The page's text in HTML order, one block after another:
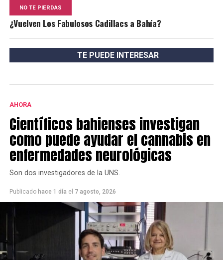
NO TE PIERDAS
¿Vuelven Los Fabulosos Cadillacs a Bahía?
TE PUEDE INTERESAR
AHORA
Científicos bahienses investigan
como puede ayudar el cannabis en
enfermedades neurológicas
Son dos investigadores de la UNS.
Publicado hace 1 día el 7 agosto, 2026